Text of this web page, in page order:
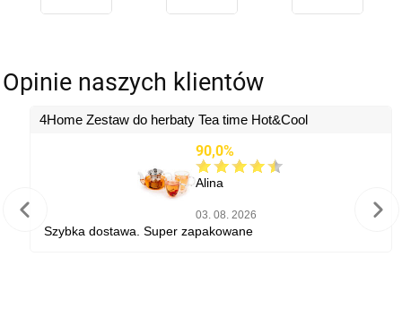
Opinie naszych klientów
4Home Zestaw do herbaty Tea time Hot&Cool
90,0%
Alina
03. 08. 2026
Szybka dostawa. Super zapakowane